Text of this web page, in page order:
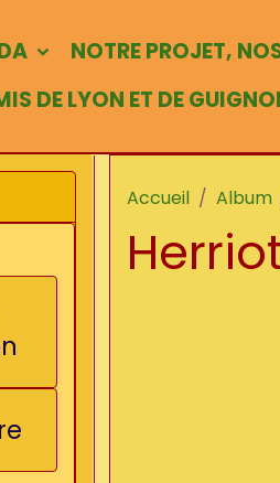
NOTRE PROJET,
DE LYON ET DE
Accueil Album